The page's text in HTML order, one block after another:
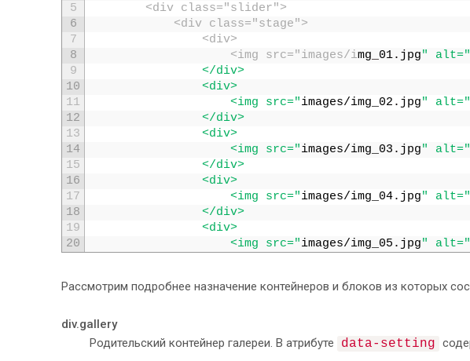
5
6
7
8
9
10
11
12
13
14
15
16
17
18
19
20
23
25
		<div class="slider">
			<div class="stage">
				<div>
					<img src="images/i
mg 01. jpg" alt="
				</div>
				<div>
					<img src="
images/img_02 . jpg" alt="
				</div>
				<div>
					<img src="
images/img_03 . jpg" alt="
				</div>
				<div>
					<img src="
images/img_04. jpg" alt="
				</div>
				<div>
					<img src="
images/img_05 . jpg" alt="
					<img src="
images/img_06. jpg" alt="
					<img src="
images/img_07.jpg" alt="
				</div>
Рассмотрим подробнее назначение контейнеров и блоков из которых
div.gallery
Родительский контейнер галереи. В атрибуте
data-setting